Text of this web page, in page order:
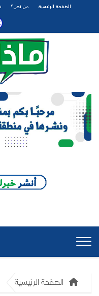
الصفحة الرئيسية من نحن؟
الصفحة الرئيسية